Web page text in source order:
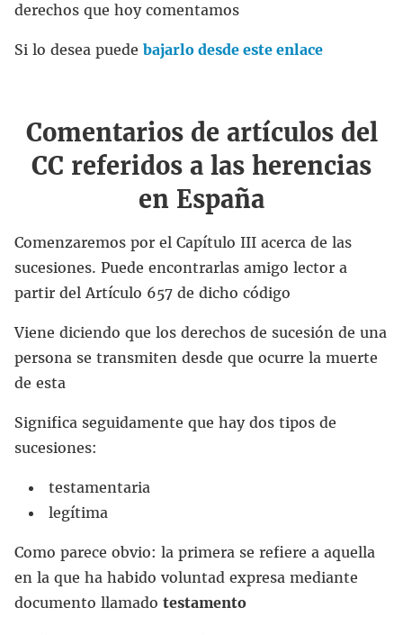
derechos que hoy comentamos
Si lo desea puede bajarlo desde este enlace
Comentarios de artículos del
CC referidos a las herencias
en España
Comenzaremos por el Capítulo III acerca de las
sucesiones. Puede encontrarlas amigo lector a
partir del Artículo 657 de dicho código
Viene diciendo que los derechos de sucesión de una
persona se transmiten desde que ocurre la muerte
de esta
Significa seguidamente que hay dos tipos de
sucesiones:
testamentaria
legítima
Como parece obvio: la primera se refiere a aquella
en la que ha habido voluntad expresa mediante
documento llamado testamento